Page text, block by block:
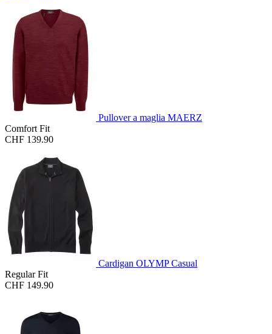
Pullover a maglia MAERZ
Comfort Fit
CHF 139.90
Cardigan OLYMP Casual
Regular Fit
CHF 149.90